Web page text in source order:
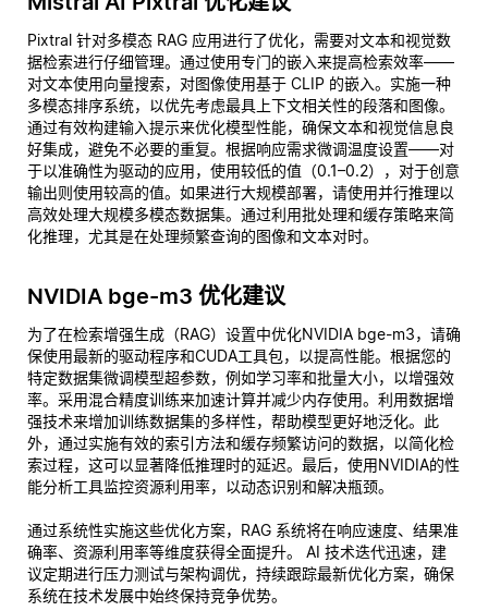
Pixtral 针对多模态 RAG 应用进行了优化，需要对文本和视觉数
据检索进行仔细管理。通过使用专门的嵌入来提高检索效率——
对文本使用向量搜索，对图像使用基于 CLIP 的嵌入。实施一种
多模态排序系统，以优先考虑最具上下文相关性的段落和图像。
通过有效构建输入提示来优化模型性能，确保文本和视觉信息良
好集成，避免不必要的重复。根据响应需求微调温度设置——对
于以准确性为驱动的应用，使用较低的值（0.1–0.2），对于创意
输出则使用较高的值。如果进行大规模部署，请使用并行推理以
高效处理大规模多模态数据集。通过利用批处理和缓存策略来简
化推理，尤其是在处理频繁查询的图像和文本对时。
NVIDIA bge-m3 优化建议
为了在检索增强生成（RAG）设置中优化NVIDIA bge-m3，请确
保使用最新的驱动程序和CUDA工具包，以提高性能。根据您的
特定数据集微调模型超参数，例如学习率和批量大小，以增强效
率。采用混合精度训练来加速计算并减少内存使用。利用数据增
强技术来增加训练数据集的多样性，帮助模型更好地泛化。此
外，通过实施有效的索引方法和缓存频繁访问的数据，以简化检
索过程，这可以显著降低推理时的延迟。最后，使用NVIDIA的性
能分析工具监控资源利用率，以动态识别和解决瓶颈。
通过系统性实施这些优化方案，RAG 系统将在响应速度、结果准
确率、资源利用率等维度获得全面提升。 AI 技术迭代迅速，建
议定期进行压力测试与架构调优，持续跟踪最新优化方案，确保
系统在技术发展中始终保持竞争优势。